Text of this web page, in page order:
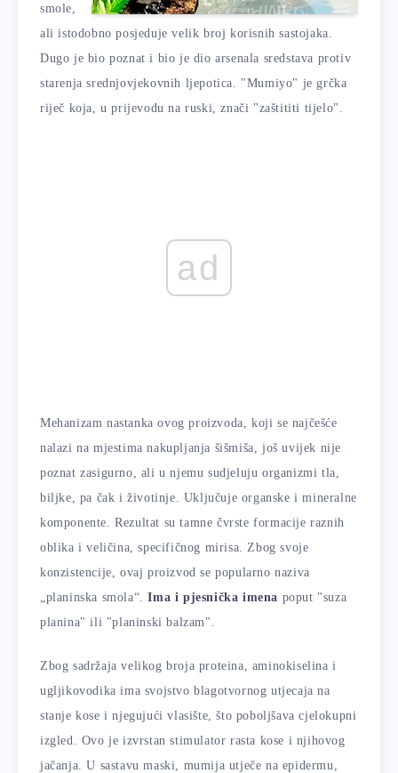
smole,
ali istodobno posjeduje velik broj korisnih sastojaka.
Dugo je bio poznat i bio je dio arsenala sredstava protiv
starenja srednjovjekovnih ljepotica. "Mumiyo" je grčka
riječ koja, u prijevodu na ruski, znači "zaštititi tijelo".
ad
Mehanizam nastanka ovog proizvoda, koji se najčešće
nalazi na mjestima nakupljanja šišmiša, još uvijek nije
poznat zasigurno, ali u njemu sudjeluju organizmi tla,
biljke, pa čak i životinje. Uključuje organske i mineralne
komponente. Rezultat su tamne čvrste formacije raznih
oblika i veličina, specifičnog mirisa. Zbog svoje
konzistencije, ovaj proizvod se popularno naziva
„planinska smola“.Ima i pjesnička imena poput "suza
planina" ili "planinski balzam".
Zbog sadržaja velikog broja proteina, aminokiselina i
ugljikovodika ima svojstvo blagotvornog utjecaja na
stanje kose i njegujući vlasište, što poboljšava cjelokupni
izgled. Ovo je izvrstan stimulator rasta kose i njihovog
jačanja. U sastavu maski, mumija utječe na epidermu,